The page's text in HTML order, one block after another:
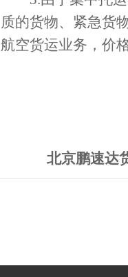
质的货物、紧急货
航空货运业务，价
北京鹏速达